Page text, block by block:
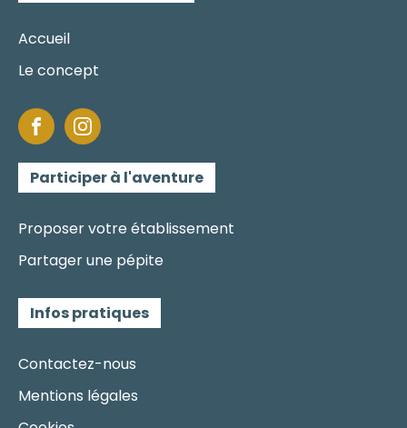
Accueil
Le concept
Participer à l'aventure
Proposer votre établissement
Partager une pépite
Infos pratiques
Contactez-nous
Mentions légales